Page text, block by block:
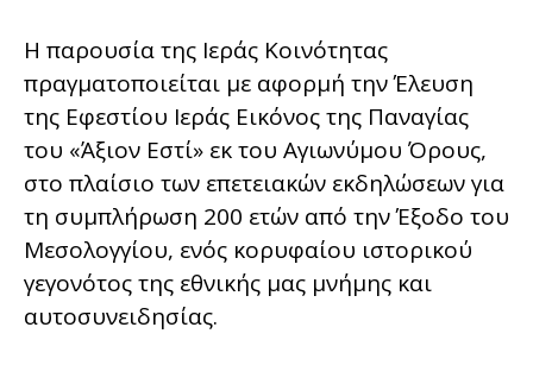
Η παρουσία της Ιεράς Κοινότητας
πραγματοποιείται με αφορμή την Έλευση
της Εφεστίου Ιεράς Εικόνος της Παναγίας
του «Άξιον Εστί» εκ του Αγιωνύμου Όρους,
στο πλαίσιο των επετειακών εκδηλώσεων για
τη συμπλήρωση 200 ετών από την Έξοδο του
Μεσολογγίου, ενός κορυφαίου ιστορικού
γεγονότος της εθνικής μας μνήμης και
αυτοσυνειδησίας.